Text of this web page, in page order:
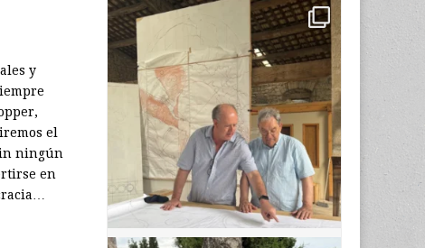
y
el
ningún
en